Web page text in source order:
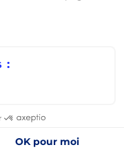
d’articles, nos
d’alertes